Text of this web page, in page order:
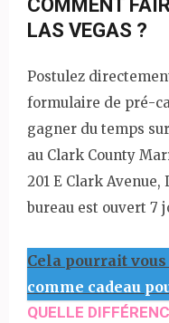
COMMENT
LAS VEGAS ?
Postulez
formulaire de pré-
gagner du temps
au Clark County
201 E Clark Avenue,
bureau est ouvert 7
Cela pourrait
comme cadeau
QUELLE